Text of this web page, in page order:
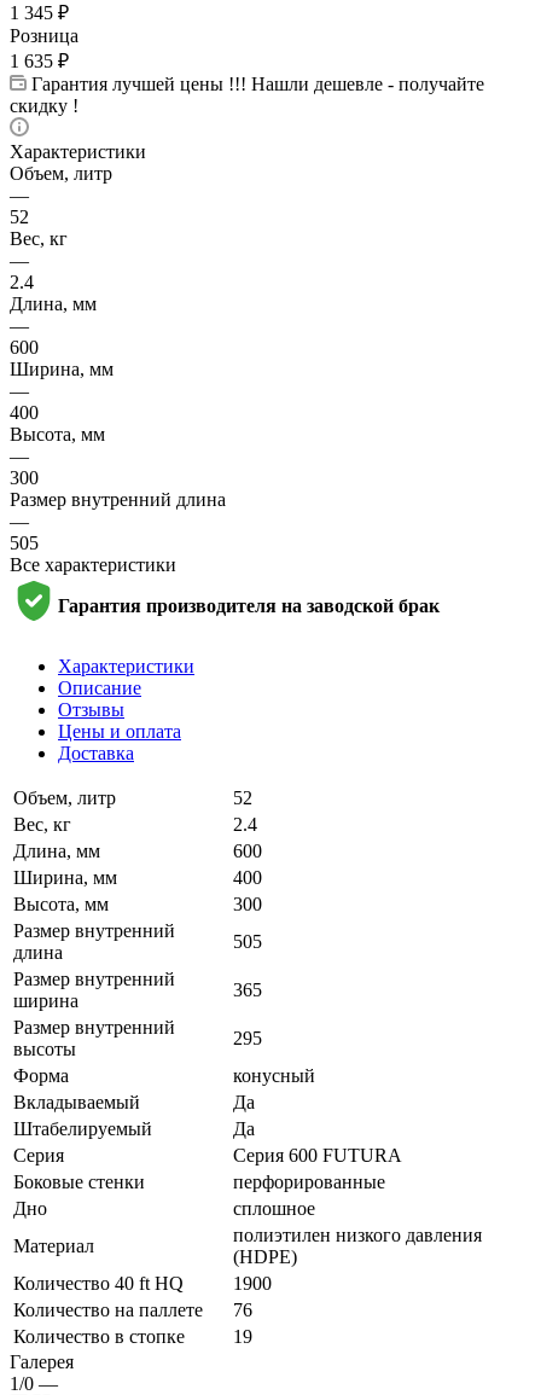
1 345 ₽
Розница
1 635 ₽
Гарантия лучшей цены !!! Нашли дешевле - получайте
скидку !
Характеристики
Объем, литр
—
52
Вес, кг
—
2.4
Длина, мм
—
600
Ширина, мм
—
400
Высота, мм
—
300
Размер внутренний длина
—
505
Все характеристики
Гарантия производителя на заводской брак
Характеристики
Описание
Отзывы
Цены и оплата
Доставка
Объем, литр
52
Вес, кг
2.4
Длина, мм
600
Ширина, мм
400
Высота, мм
300
Размер внутренний
длина
505
Размер внутренний
ширина
365
Размер внутренний
высоты
295
Форма
конусный
Вкладываемый
Да
Штабелируемый
Да
Серия
Серия 600 FUTURA
Боковые стенки
перфорированные
Дно
сплошное
Материал
полиэтилен низкого давления
(HDPE)
Количество 40 ft HQ
1900
Количество на паллете
76
Количество в стопке
19
Галерея
1/0 —